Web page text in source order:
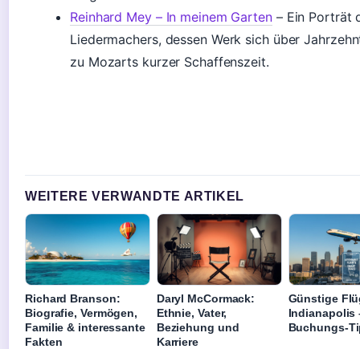
Reinhard Mey – In meinem Garten– Ein Porträt
Liedermachers, dessen Werk sich über
zu Mozarts kurzer Schaffenszeit.
WEITERE VERWANDTE ARTIKEL
Richard Branson:
Biografie, Vermögen,
Familie & interessante
Fakten
Daryl McCormack:
Ethnie, Vater,
Beziehung und
Karriere
Günstige
Indianapolis
Buchungs-